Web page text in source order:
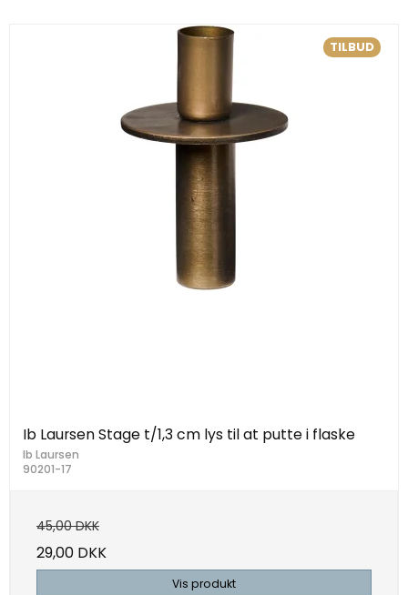
TILBUD
Ib Laursen Stage t/1,3 cm lys til at putte i flaske
Ib Laursen
90201-17
45,00 DKK
29,00 DKK
Vis produkt